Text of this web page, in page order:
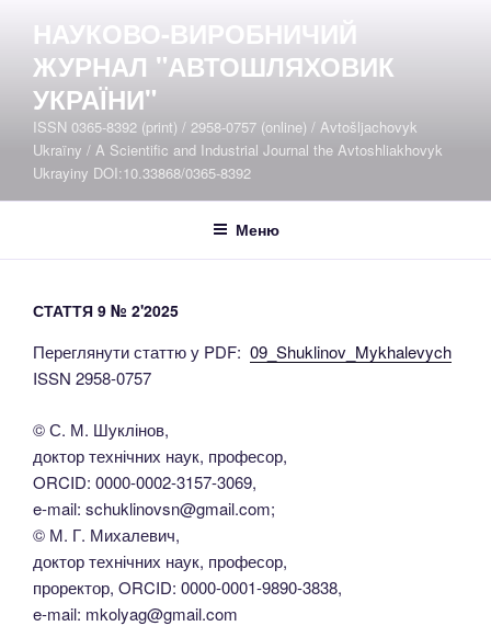
вмісту
НАУКОВО-ВИРОБНИЧИЙ
ЖУРНАЛ "АВТОШЛЯХОВИК
УКРАЇНИ"
ISSN 0365-8392 (print) / 2958-0757 (online) / Avtošljachovyk
Ukraïny / A Scientific and Industrial Journal the Avtoshliakhovyk
Ukrayiny DOI:10.33868/0365-8392
Меню
СТАТТЯ 9 № 2'2025
Переглянути статтю у PDF: 09_Shuklinov_Mykhalevych
ISSN 2958-0757
© С. М. Шуклінов,
доктор технічних наук, професор,
ORCID: 0000-0002-3157-3069,
e-mail: schuklinovsn@gmail.com;
© М. Г. Михалевич,
доктор технічних наук, професор,
проректор, ORCID: 0000-0001-9890-3838,
e-mail: mkolyag@gmail.com